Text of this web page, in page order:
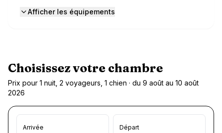
Afficher les équipements
Choisissez votre chambre
Prix pour 1 nuit, 2 voyageurs, 1 chien · du 9 août au 10 août
2026
Arrivée Départ